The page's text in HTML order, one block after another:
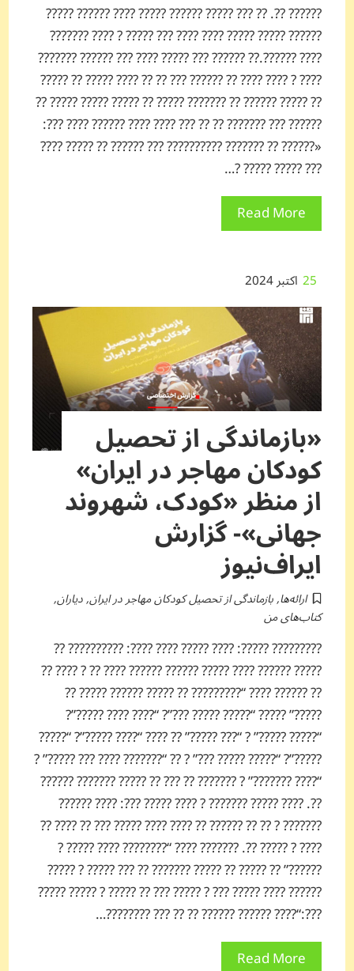
?????? ??. ?? ??? ????? ?????? ????? ???? ?????? ?????
?????? ????? ????? ???? ???? ??? ????? ? ???? ???????
???? ??????.?? ?????? ??? ????? ???? ??? ?????? ???????
???? ? ???? ???? ?? ?????? ??? ?? ?? ???? ????? ?? ?????
?? ????? ?????? ?? ??????? ????? ?? ????? ????? ????? ??
?????? ??? ??????? ?? ?? ??? ???? ???? ?????? ???? ???:
«?????? ?? ??????? ?????????? ??? ?????? ?? ????? ????
??? ????? ????? ?…
Read More
25 اکتبر 2024
«بازماندگی از تحصیل
کودکان مهاجر در ایران»
از منظر «کودک، شهروند
جهانی»- گزارش
ایراف‌نیوز
ارائه‌ها,بازماندگی از تحصیل کودکان مهاجر در ایران,دیاران,
کتاب‌های من
????????? ?????: ???? ????? ???? ????: ?????????? ??
????? ?????? ???? ????? ?????? ?????? ???? ?? ? ???? ??
?? ?????? ???? “????????? ?? ????? ?????? ????? ??
?????” ????? “????? ????? ???”? “???? ???? ?????”?
“????? ?????” ? “??? ?????” ?? ???? “???? ?????”? “?????
?????”? “????? ????? ???” ? ?? “??????? ???? ??? ?????” ?
“???? ???????” ? ??????? ?? ??? ?? ????? ??????? ??????
??. ???? ????? ??????? ? ???? ????? ???: ???? ??????
??????? ? ?? ?? ?????? ?? ???? ???? ????? ??? ?? ???? ??
???? ? ????? ??. ??????? ???? “???????? ???? ????? ?
??????” ?? ????? ?? ????? ??????? ?? ??? ????? ? ?????
?????? ???? ????? ??? ? ????? ??? ?? ????? ? ????? ?????
???:“???? ?????? ?????? ?? ?? ??? ????????…
Read More